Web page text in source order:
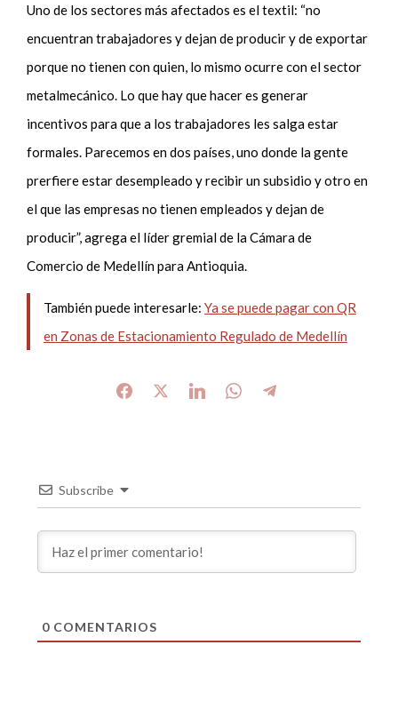
Uno de los sectores más afectados es el textil: “no
encuentran trabajadores y dejan de producir y de exportar
porque no tienen con quien, lo mismo ocurre con el sector
metalmecánico. Lo que hay que hacer es generar
incentivos para que a los trabajadores les salga estar
formales. Parecemos en dos países, uno donde la gente
prerfiere estar desempleado y recibir un subsidio y otro en
el que las empresas no tienen empleados y dejan de
producir”, agrega el líder gremial de la Cámara de
Comercio de Medellín para Antioquia.
También puede interesarle: Ya se puede pagar con QR
en Zonas de Estacionamiento Regulado de Medellín
Subscribe
0COMENTARIOS